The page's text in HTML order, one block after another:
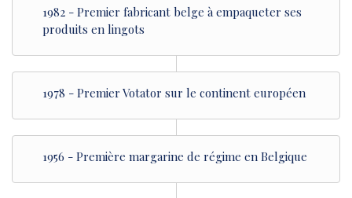
1982 - Premier fabricant belge à empaqueter ses
produits en lingots
1978 - Premier Votator sur le continent européen
1956 - Première margarine de régime en Belgique